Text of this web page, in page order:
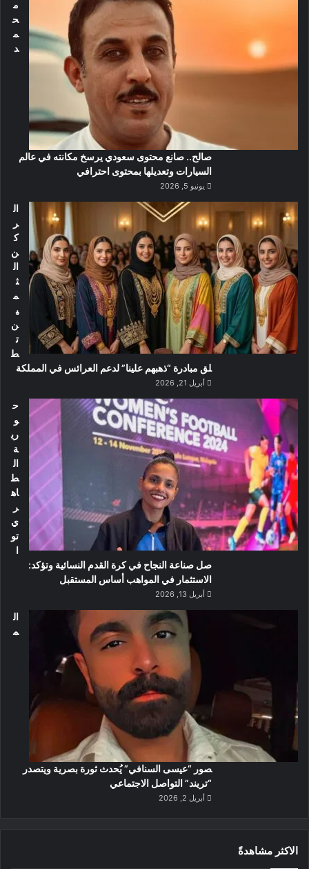
م
ح
م
د
صالح.. صانع محتوى سعودي يرسخ مكانته في عالم
السيارات وتعديلها بمحتوى احترافي
يونيو 5, 2026
ال
ر
ك
ن
ال
ث
م
ي
ن
ت
ط
لق مبادرة “ذهبهم علينا” لدعم العرائس في المملكة
أبريل 21, 2026
ح
و
ري
ة
ال
ط
اه
ر
ي
تو
ا
صل صناعة النجاح في كرة القدم النسائية وتؤكد:
الاستثمار في المواهب أساس المستقبل
أبريل 13, 2026
ال
م
صور “عيسى السنافي” يُحدث ثورة بصرية ويتصدر
“تريند” التواصل الاجتماعي
أبريل 2, 2026
الاكثر مشاهدةً